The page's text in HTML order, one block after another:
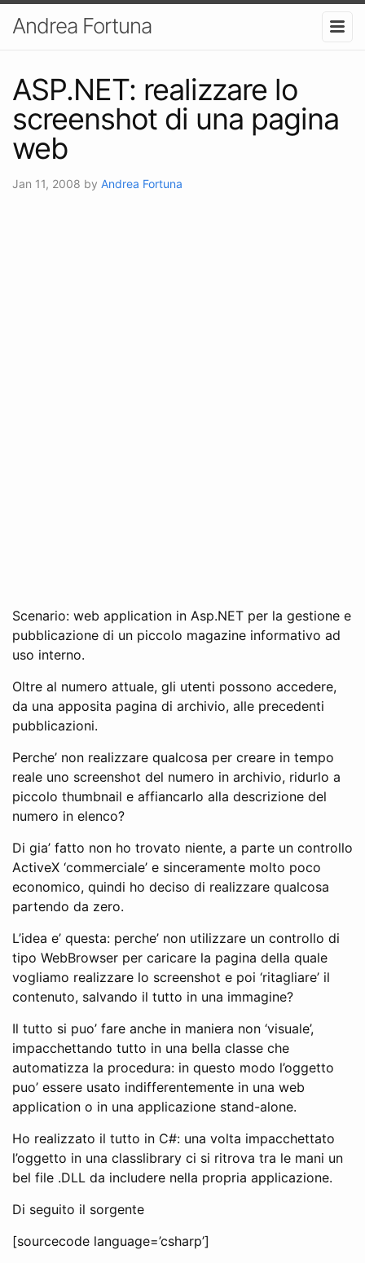
Andrea Fortuna
ASP.NET: realizzare lo
screenshot di una pagina
web
Jan 11, 2008 by Andrea Fortuna
Scenario: web application in Asp.NET per la gestione e
pubblicazione di un piccolo magazine informativo ad
uso interno.
Oltre al numero attuale, gli utenti possono accedere,
da una apposita pagina di archivio, alle precedenti
pubblicazioni.
Perche’ non realizzare qualcosa per creare in tempo
reale uno screenshot del numero in archivio, ridurlo a
piccolo thumbnail e affiancarlo alla descrizione del
numero in elenco?
Di gia’ fatto non ho trovato niente, a parte un controllo
ActiveX ‘commerciale’ e sinceramente molto poco
economico, quindi ho deciso di realizzare qualcosa
partendo da zero.
L’idea e’ questa: perche’ non utilizzare un controllo di
tipo WebBrowser per caricare la pagina della quale
vogliamo realizzare lo screenshot e poi ‘ritagliare’ il
contenuto, salvando il tutto in una immagine?
Il tutto si puo’ fare anche in maniera non ‘visuale’,
impacchettando tutto in una bella classe che
automatizza la procedura: in questo modo l’oggetto
puo’ essere usato indifferentemente in una web
application o in una applicazione stand-alone.
Ho realizzato il tutto in C#: una volta impacchettato
l’oggetto in una classlibrary ci si ritrova tra le mani un
bel file .DLL da includere nella propria applicazione.
Di seguito il sorgente
[sourcecode language=’csharp’]